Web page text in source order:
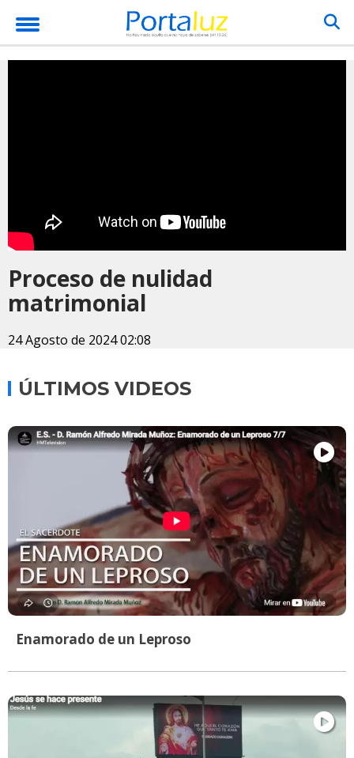
Proceso de nulidad
matrimonial
24 Agosto de 2024 02:08
ÚLTIMOS VIDEOS
Enamorado de un Leproso